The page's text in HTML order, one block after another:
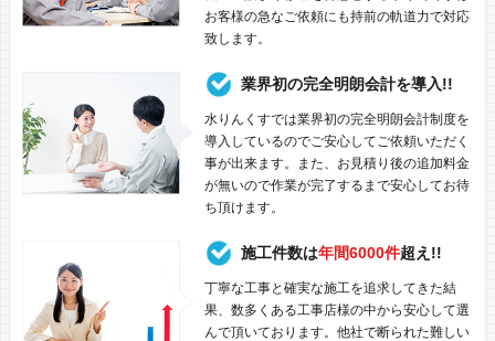
お客様の急なご依頼にも持前の軌道力で対応
致します。
業界初の完全明朗会計を導入!!
水りんくすでは業界初の完全明朗会計制度を
導入しているのでご安心してご依頼いただく
事が出来ます。また、お見積り後の追加料金
が無いので作業が完了するまで安心してお待
ち頂けます。
施工件数は年間6000件超え!!
丁寧な工事と確実な施工を追求してきた結
果、数多くある工事店様の中から安心して選
んで頂いております。他社で断られた難しい